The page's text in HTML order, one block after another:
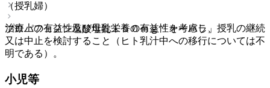
プロパフェノン塩酸塩錠１５０ｍｇ「オーハラ」
（授乳婦）
治療上の有益性及び母乳栄養の有益性を考慮し、授乳の継続
又は中止を検討すること（ヒト乳汁中への移行については不
明である）。
小児等